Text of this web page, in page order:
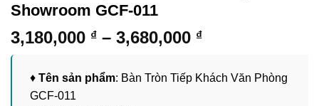
Showroom GCF-011
3,180,000 ₫ – 3,680,000 ₫Khoảng
từ
3,180,000 ₫
♦ Tên sản phẩm: Bàn Tròn Tiếp Khách Văn Phòng
GCF-011